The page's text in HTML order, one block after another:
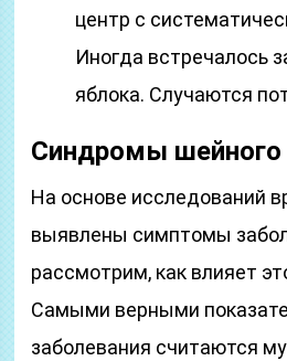
центр с
Иногда встречалось
яблока. Случаются
Синдромы шейного
На основе исследований
выявлены симптомы
рассмотрим, как влияет
Самыми верными
заболевания считаются